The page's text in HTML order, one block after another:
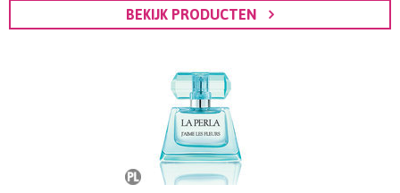
BEKIJK PRODUCTEN